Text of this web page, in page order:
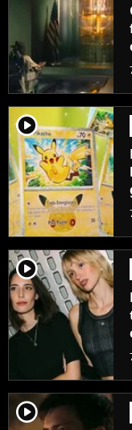
player2
player2
player2